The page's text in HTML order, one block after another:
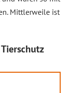
Mittlerweile ist